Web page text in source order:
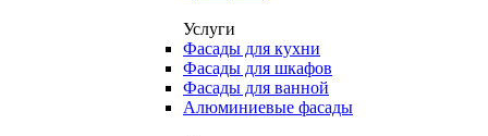
Услуги
Фасады для кухни
Фасады для шкафов
Фасады для ванной
Алюминиевые фасады